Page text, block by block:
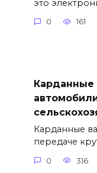
это
0 161
Карданные
Карданные
передаче
0 316